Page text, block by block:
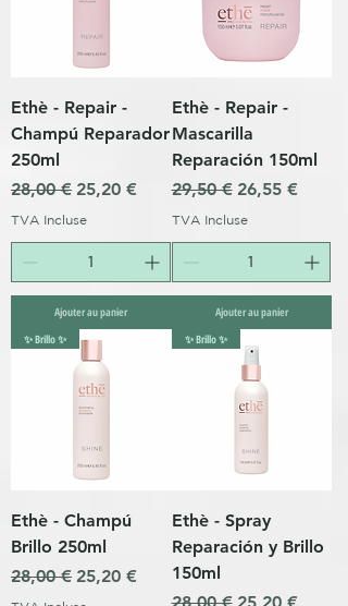
Ethè - Repair -
Champú Reparador
250ml
Prix original
28,00 € Prix promotionnel
25,20 €
TVA Incluse
Ajouter au panier
Ethè - Repair -
Mascarilla
Reparación 150ml
Prix original
29,50 € Prix
26,55 €
TVA Incluse
Ajouter au panier
✨ Brillo ✨
Ethè - Champú
Brillo 250ml
Prix original
28,00 € Prix promotionnel
25,20 €
✨ Brillo ✨
Ethè - Spray
Reparación y Brillo
150ml
Prix original
28,00 € Prix
25,20 €